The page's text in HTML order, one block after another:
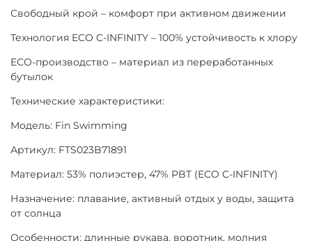
Свободный крой – комфорт при активном движении
Технология ECO C-INFINITY – 100% устойчивость к хлору
ECO-производство – материал из переработанных
бутылок
Технические характеристики:
Модель: Fin Swimming
Артикул: FTS023B71891
Материал: 53% полиэстер, 47% PBT (ECO C-INFINITY)
Назначение: плавание, активный отдых у воды, защита
от солнца
Особенности: длинные рукава, воротник, молния